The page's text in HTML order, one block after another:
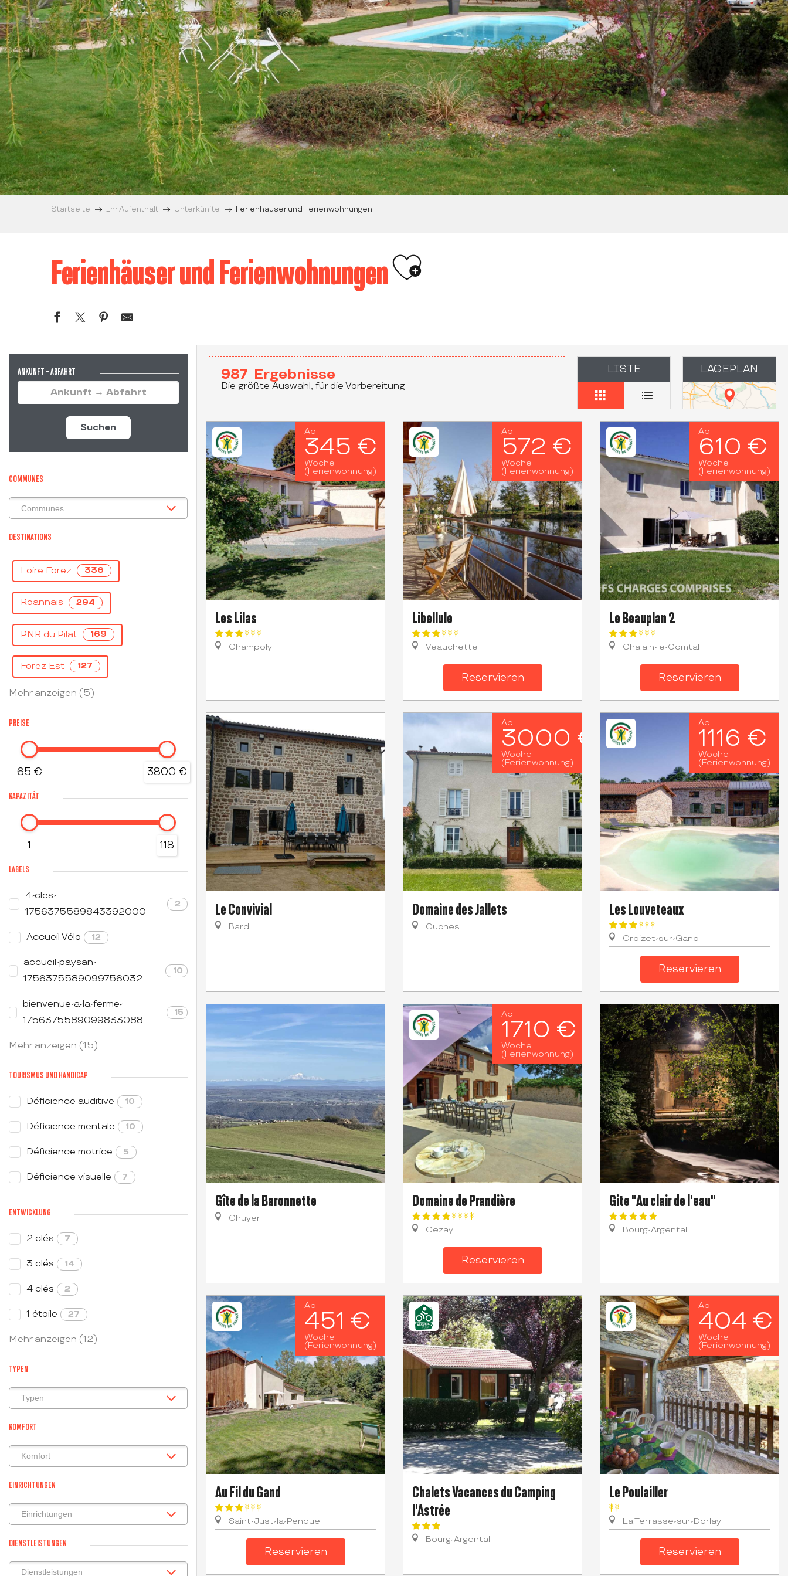
Startseite Ihr Aufenthalt Unterkünfte Ferienhäuser und Ferienwohnungen
Ferienhäuser und FerienwohnungenAjouter aux favoris
ANKUNFT - ABFAHRT
Suchen
COMMUNES
DESTINATIONS
Loire Forez 336
Roannais 294
PNR du Pilat 169
Forez Est 127
Mehr anzeigen (5)
PREISE
65 € 3800 €
KAPAZITÄT
1 118
LABELS
4-cles-
1756375589843392000
2
Accueil Vélo 12
accueil-paysan-
1756375589099756032
10
bienvenue-a-la-ferme-
1756375589099833088
15
Mehr anzeigen (15)
TOURISMUS UND HANDICAP
Déficience auditive 10
Déficience mentale 10
Déficience motrice 5
Déficience visuelle 7
ENTWICKLUNG
2 clés 7
3 clés 14
4 clés 2
1 étoile 27
Mehr anzeigen (12)
TYPEN
KOMFORT
EINRICHTUNGEN
DIENSTLEISTUNGEN
987 Ergebnisse
Die größte Auswahl, für die Vorbereitung
LISTE LAGEPLAN
Ab
345 €
Woche
(Ferienwohnung)
Les Lilas
Champoly
Ab
572 €
Woche
(Ferienwohnung)
Libellule
Veauchette
Reservieren
Ab
610 €
Woche
(Ferienwohnung)
Le Beauplan 2
Chalain-le-Comtal
Reservieren
Le Convivial
Bard
Ab
3000 €
Woche
(Ferienwohnung)
Domaine des Jallets
Ouches
Ab
1116 €
Woche
(Ferienwohnung)
Les Louveteaux
Croizet-sur-Gand
Reservieren
Gîte de la Baronnette
Chuyer
Ab
1710 €
Woche
(Ferienwohnung)
Domaine de Prandière
Cezay
Reservieren
Gite "Au clair de l'eau"
Bourg-Argental
Ab
451 €
Woche
(Ferienwohnung)
Au Fil du Gand
Saint-Just-la-Pendue
Reservieren
Chalets Vacances du Camping
l'Astrée
Bourg-Argental
Ab
404 €
Woche
(Ferienwohnung)
Le Poulailler
La Terrasse-sur-Dorlay
Reservieren